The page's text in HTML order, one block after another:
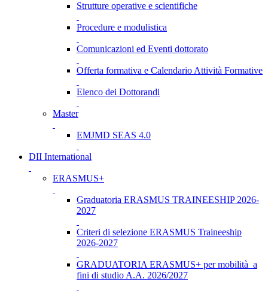
Strutture operative e scientifiche
Procedure e modulistica
Comunicazioni ed Eventi dottorato
Offerta formativa e Calendario Attività Formative
Elenco dei Dottorandi
Master
EMJMD SEAS 4.0
DII International
ERASMUS+
Graduatoria ERASMUS TRAINEESHIP 2026-
2027
Criteri di selezione ERASMUS Traineeship
2026-2027
GRADUATORIA ERASMUS+ per mobilità a
fini di studio A.A. 2026/2027